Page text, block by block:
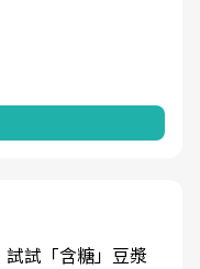
試「含糖」豆漿